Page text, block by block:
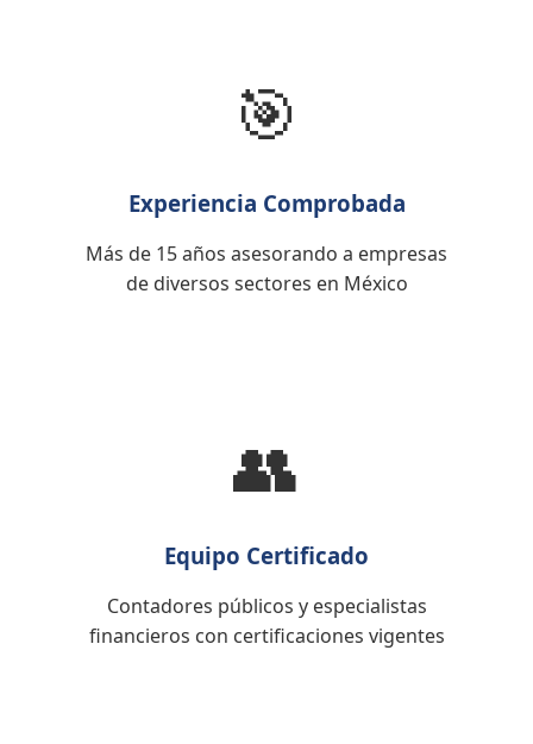
🎯
Experiencia Comprobada
Más de 15 años asesorando a empresas
de diversos sectores en México
👥
Equipo Certificado
Contadores públicos y especialistas
financieros con certificaciones vigentes